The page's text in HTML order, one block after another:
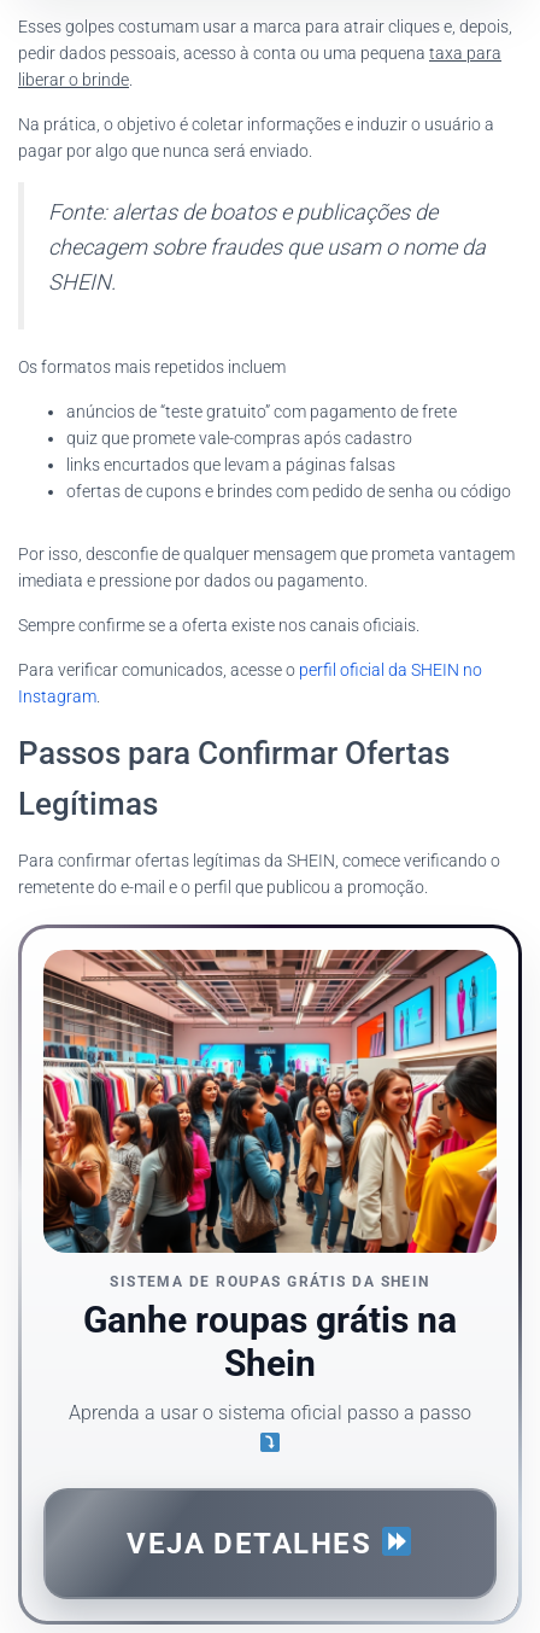
Esses golpes costumam usar a marca para atrair cliques e, depois,
pedir dados pessoais, acesso à conta ou uma pequena taxa para
liberar o brinde.
Na prática, o objetivo é coletar informações e induzir o usuário a
pagar por algo que nunca será enviado.
Fonte: alertas de boatos e publicações de
checagem sobre fraudes que usam o nome da
SHEIN.
Os formatos mais repetidos incluem
anúncios de “teste gratuito” com pagamento de frete
quiz que promete vale-compras após cadastro
links encurtados que levam a páginas falsas
ofertas de cupons e brindes com pedido de senha ou código
Por isso, desconfie de qualquer mensagem que prometa vantagem
imediata e pressione por dados ou pagamento.
Sempre confirme se a oferta existe nos canais oficiais.
Para verificar comunicados, acesse o perfil oficial da SHEIN no
Instagram.
Passos para Confirmar Ofertas
Legítimas
Para confirmar ofertas legítimas da SHEIN, comece verificando o
remetente do e-mail e o perfil que publicou a promoção.
SISTEMA DE ROUPAS GRÁTIS DA SHEIN
Ganhe roupas grátis na
Shein
Aprenda a usar o sistema oficial passo a passo
VEJA DETALHES